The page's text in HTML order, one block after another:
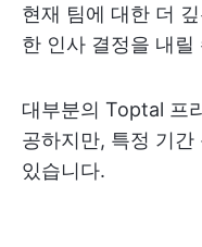
현재 팀에 대한 더
한 인사 결정을 내
대부분의 Toptal 프
공하지만, 특정 기간
있습니다.